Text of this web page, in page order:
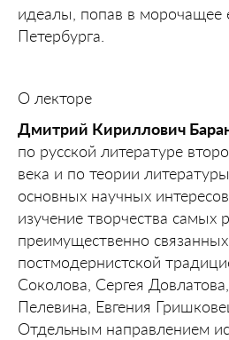
идеалы, попав в морочащее
Петербурга.
О лекторе
Дмитрий Кириллович
по русской литературе
века и по теории
основных научных
изучение творчества самых
преимущественно
постмодернистской
Соколова, Сергея
Пелевина, Евгения
Отдельным направлением